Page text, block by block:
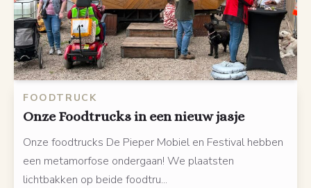
FOODTRUCK
Onze Foodtrucks in een nieuw jasje
Onze foodtrucks De Pieper Mobiel en Festival hebben
een metamorfose ondergaan! We plaatsten
lichtbakken op beide foodtru...